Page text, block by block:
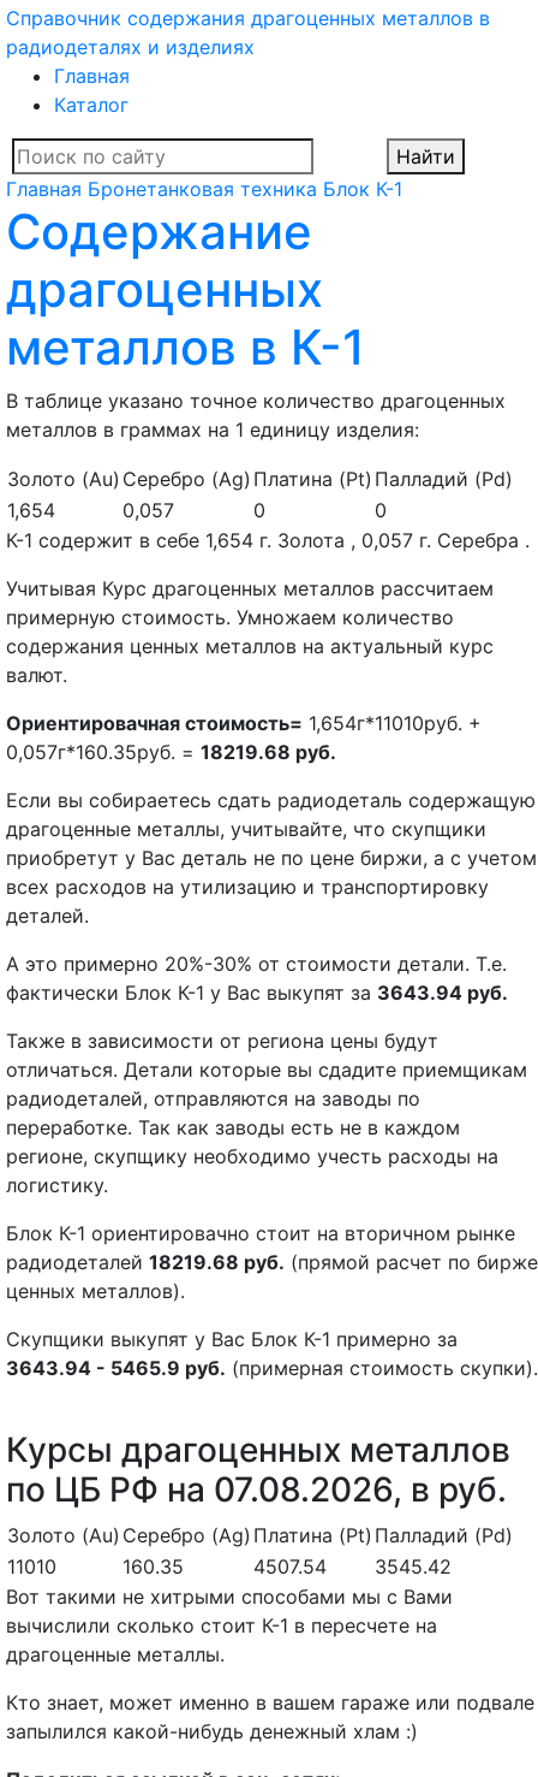
Справочник содержания драгоценных металлов в
радиодеталях и изделиях
Главная
Каталог
Найти
Главная Бронетанковая техника Блок К-1
Содержание
драгоценных
металлов в К-1
В таблице указано точное количество драгоценных
металлов в граммах на 1 единицу изделия:
Золото (Au) Серебро (Ag) Платина (Pt) Палладий (Pd)
1,654
0,057 0
0
К-1 содержит в себе 1,654 г. Золота , 0,057 г. Серебра .
Учитывая Курс драгоценных металлов рассчитаем
примерную стоимость. Умножаем количество
содержания ценных металлов на актуальный курс
валют.
Ориентировачная стоимость= 1,654г*11010руб. +
0,057г*160.35руб. = 18219.68 руб.
Если вы собираетесь сдать радиодеталь содержащую
драгоценные металлы, учитывайте, что скупщики
приобретут у Вас деталь не по цене биржи, а с учетом
всех расходов на утилизацию и транспортировку
деталей.
А это примерно 20%-30% от стоимости детали. Т.е.
фактически Блок К-1 у Вас выкупят за 3643.94 руб.
Также в зависимости от региона цены будут
отличаться. Детали которые вы сдадите приемщикам
радиодеталей, отправляются на заводы по
переработке. Так как заводы есть не в каждом
регионе, скупщику необходимо учесть расходы на
логистику.
Блок К-1 ориентировачно стоит на вторичном рынке
радиодеталей 18219.68 руб. (прямой расчет по бирже
ценных металлов).
Скупщики выкупят у Вас Блок К-1 примерно за
3643.94 - 5465.9 руб. (примерная стоимость скупки).
Курсы драгоценных металлов
по ЦБ РФ на 07.08.2026, в руб.
Золото (Au) Серебро (Ag) Платина (Pt) Палладий (Pd)
11010
160.35 4507.54
3545.42
Вот такими не хитрыми способами мы с Вами
вычислили сколько стоит К-1 в пересчете на
драгоценные металлы.
Кто знает, может именно в вашем гараже или подвале
запылился какой-нибудь денежный хлам :)